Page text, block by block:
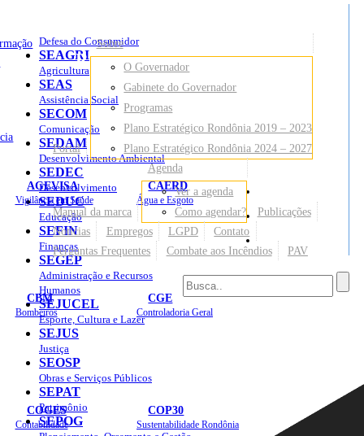
Rondônia
AGEVISA
Vigilância em Saúde
CAERD
Água e Esgoto
CBM
Bombeiros
CGE
Controladoria Geral
COGES
Contabilidade
COP30
Sustentabilidade Rondônia
Sites
Portal
Sobre
O Governador
Gabinete do Governador
Programas
Plano Estratégico Rondônia 2019 – 2023
Plano Estratégico Rondônia 2024 – 2027
Manual da marca
Agenda
Ver a agenda
Como agendar?
Publicações
Notícias
Empregos LGPD
Contato
Perguntas Frequentes
Combate aos Incêndios PAV
Defesa do Consumidor
SEAGRI
Agricultura
SEAS
Assistência Social
SECOM
Comunicação
SEDAM
Desenvolvimento Ambiental
SEDEC
Desenvolvimento
SEDUC
Educação
SEFIN
Finanças
SEGEP
Administração e Recursos
Humanos
SEJUCEL
Esporte, Cultura e Lazer
SEJUS
Justiça
SEOSP
Obras e Serviços Públicos
SEPAT
Patrimônio
SEPOG